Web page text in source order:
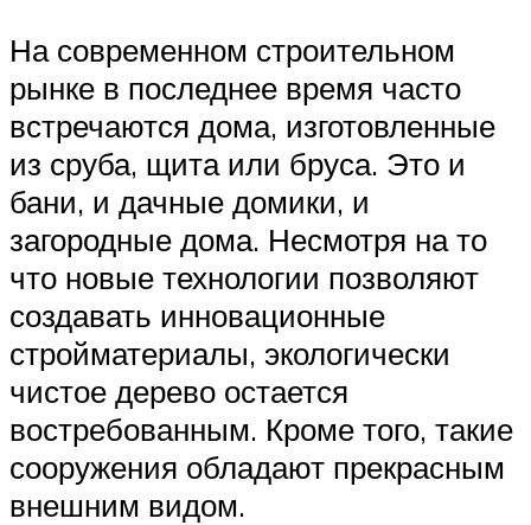
На современном строительном
рынке в последнее время часто
встречаются дома, изготовленные
из сруба, щита или бруса. Это и
бани, и дачные домики, и
загородные дома. Несмотря на то
что новые технологии позволяют
создавать инновационные
стройматериалы, экологически
чистое дерево остается
востребованным. Кроме того, такие
сооружения обладают прекрасным
внешним видом.